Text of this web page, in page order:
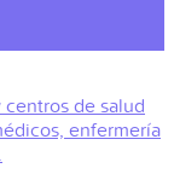
centros de salud
enfermería